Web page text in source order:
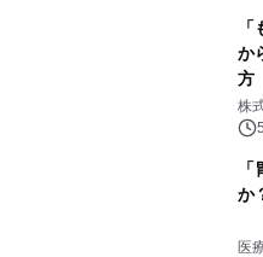
か
方
株
か
医